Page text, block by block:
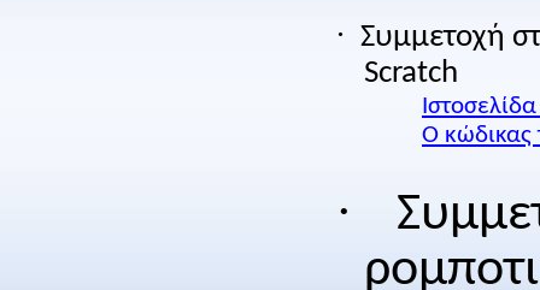
· Συμμετοχή
Scratch
Ο κώδικας
·